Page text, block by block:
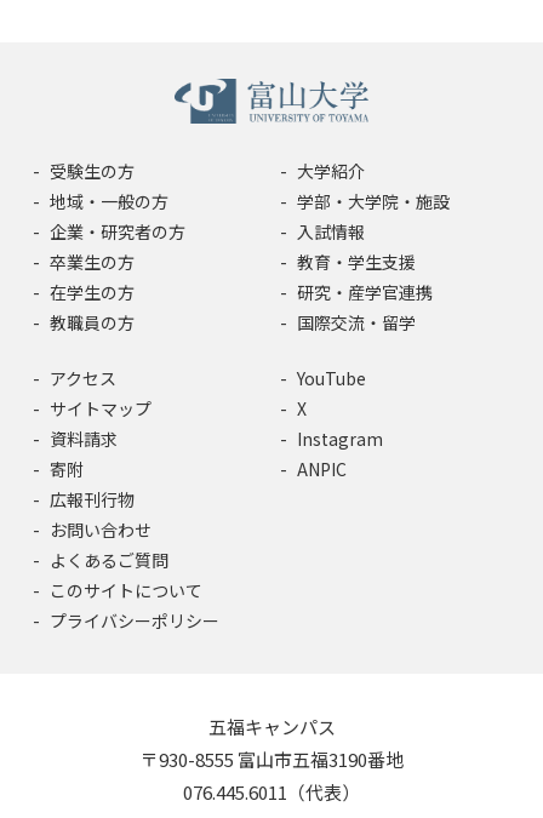
受験生の方
地域・一般の方
企業・研究者の方
卒業生の方
在学生の方
教職員の方
大学紹介
学部・大学院・施設
入試情報
教育・学生支援
研究・産学官連携
国際交流・留学
アクセス
サイトマップ
資料請求
寄附
広報刊行物
お問い合わせ
よくあるご質問
このサイトについて
プライバシーポリシー
YouTube
X
Instagram
ANPIC
五福キャンパス
〒930-8555 富山市五福3190番地
076.445.6011（代表）